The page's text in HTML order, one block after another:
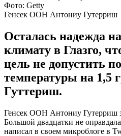
Фото: Getty
Генсек ООН Антониу Гутерриш
Осталась надежда
климату в Глазго,
цель не допустить
температуры на 1,5
Гуттериш.
Генсек ООН Антониу Гутерриш
Большой двадцатки не
написал в своем микроблоге в